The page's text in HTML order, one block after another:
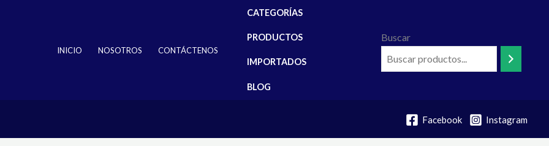
INICIO NOSOTROS CONTÁCTENOS
CATEGORÍAS
PRODUCTOS
IMPORTADOS
BLOG
Buscar
Facebook Instagram